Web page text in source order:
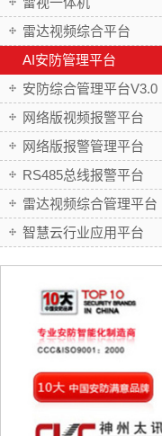
雷达视频综合平台
AI安防管理平台
安防综合管理平台V3.0
网络版视频报警平台
网络版报警管理平台
RS485总线报警平台
雷达视频综合管理平台
智慧云行业应用平台